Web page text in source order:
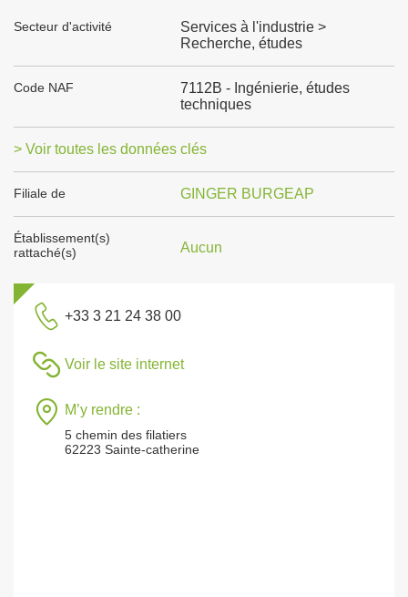
Secteur d'activité
Services à l'industrie >
Recherche, études
Code NAF
7112B - Ingénierie, études
techniques
> Voir toutes les données clés
Filiale de GINGER BURGEAP
Établissement(s)
rattaché(s)
Aucun
+33 3 21 24 38 00
Voir le site internet
M’y rendre :
5 chemin des filatiers
62223 Sainte-catherine